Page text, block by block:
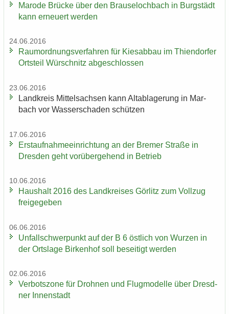
Ma­ro­de Brü­cke über den Brau­se­loch­bach in Burg­städt
kann er­neu­ert wer­den
24.06.2016
Raum­ord­nungs­ver­fah­ren für Kies­ab­bau im Thi­en­dor­fer
Orts­teil Wür­schnitz ab­ge­schlos­sen
23.06.2016
Land­kreis Mit­tel­sach­sen kann Alt­ab­la­ge­rung in Mar­
bach vor Was­ser­scha­den schüt­zen
17.06.2016
Erst­auf­nah­me­ein­rich­tung an der Bre­mer Stra­ße in
Dres­den geht vor­über­ge­hend in Be­trieb
10.06.2016
Haus­halt 2016 des Land­krei­ses Gör­litz zum Voll­zug
frei­ge­ge­ben
06.06.2016
Un­fall­schwer­punkt auf der B 6 öst­lich von Wur­zen in
der Orts­la­ge Bir­ken­hof soll be­sei­tigt wer­den
02.06.2016
Ver­bots­zo­ne für Droh­nen und Flug­mo­del­le über Dresd­
ner In­nen­stadt